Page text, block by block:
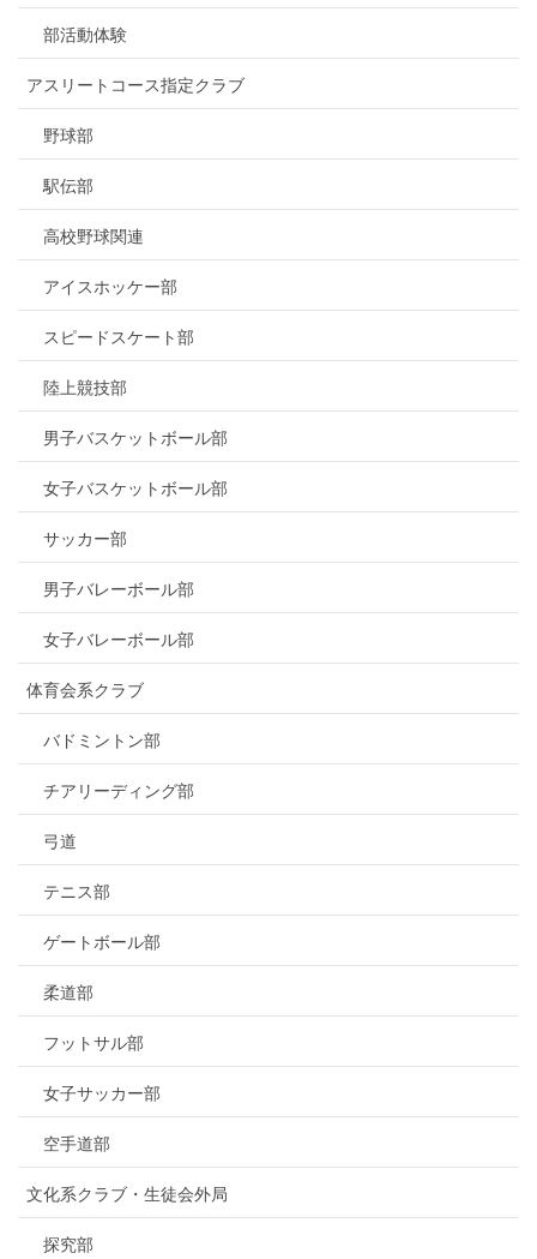
部活動体験
アスリートコース指定クラブ
野球部
駅伝部
高校野球関連
アイスホッケー部
スピードスケート部
陸上競技部
男子バスケットボール部
女子バスケットボール部
サッカー部
男子バレーボール部
女子バレーボール部
体育会系クラブ
バドミントン部
チアリーディング部
弓道
テニス部
ゲートボール部
柔道部
フットサル部
女子サッカー部
空手道部
文化系クラブ・生徒会外局
探究部